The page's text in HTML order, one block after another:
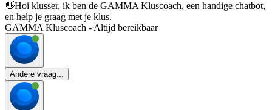
👋Hoi klusser, ik ben de GAMMA Kluscoach, een handige chatbot,
en help je graag met je klus.
GAMMA Kluscoach - Altijd bereikbaar
Andere vraag...